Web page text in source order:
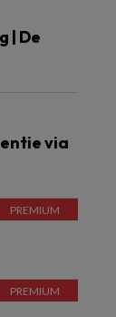
| De
via